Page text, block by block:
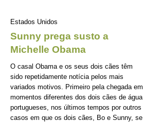
Estados Unidos
Sunny prega susto a
Michelle Obama
O casal Obama e os seus dois cães têm
sido repetidamente notícia pelos mais
variados motivos. Primeiro pela chegada em
momentos diferentes dos dois cães de água
portugueses, nos últimos tempos por outros
casos em que os dois cães, Bo e Sunny, se